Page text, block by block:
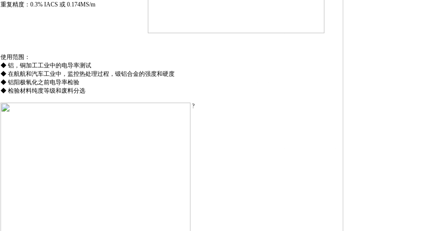
重复精度：0.3% IACS 或 0.174MS/m
使用范围：
◆ 铝，铜加工工业中的电导率测试
◆ 在航航和汽车工业中，监控热处理过程，锻铝合金的强度和硬度
◆ 铝阳极氧化之前电导率检验
◆ 检验材料纯度等级和废料分选
?